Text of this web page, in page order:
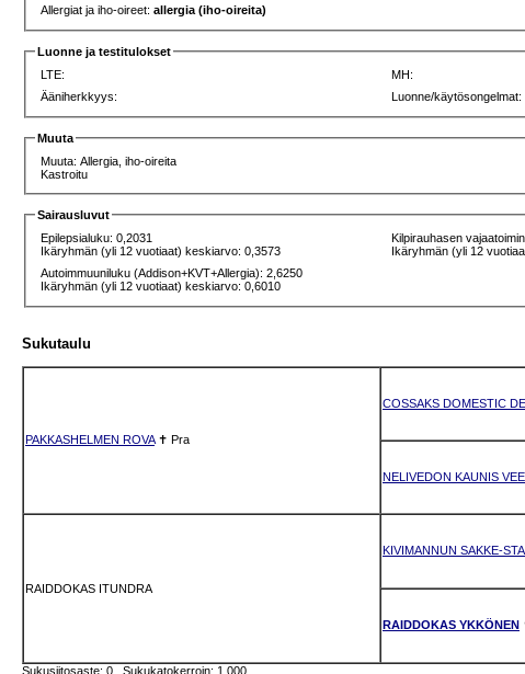
Allergiat ja iho-oireet:allergia (iho-oireita)
Luonne ja testitulokset
LTE:
MH:
Ääniherkkyys:
Luonne/käytösongelmat:
Muuta
Muuta: Allergia, iho-oireita
Kastroitu
Sairausluvut
Epilepsialuku: 0,2031
Ikäryhmän (yli 12 vuotiaat) keskiarvo: 0,3573
Kilpirauhasen
Ikäryhmän (yli 12
Autoimmuuniluku (Addison+KVT+Allergia): 2,6250
Ikäryhmän (yli 12 vuotiaat) keskiarvo: 0,6010
Sukutaulu
PAKKASHELMEN ROVA✝ Pra
COSSAKS DOMESTIC
NELIVEDON KAUNIS
RAIDDOKAS ITUNDRA
KIVIMANNUN SAKKE-
RAIDDOKAS YKKÖNEN
Sukusiitosaste: 0 Sukukatokerroin: 1.000